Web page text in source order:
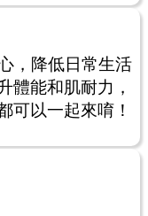
，降低日常生活
體能和肌耐力，
可以一起來唷！